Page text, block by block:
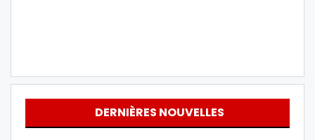
DERNIÈRES NOUVELLES